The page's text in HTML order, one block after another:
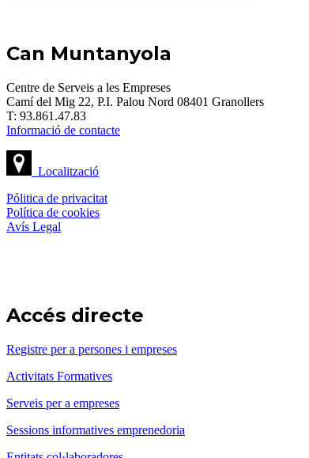
Can Muntanyola
Centre de Serveis a les Empreses
Camí del Mig 22, P.I. Palou Nord 08401 Granollers
T: 93.861.47.83
Informació de contacte
Localització
Pólitica de privacitat
Política de cookies
Avís Legal
Accés directe
Registre per a persones i empreses
Activitats Formatives
Serveis per a empreses
Sessions informatives emprenedoria